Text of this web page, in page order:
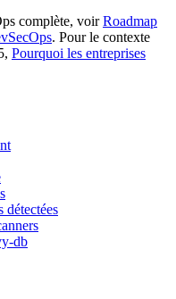
complète, voirRoadmap
. Pour le contexte
Pourquoi les entreprises
détectées
db